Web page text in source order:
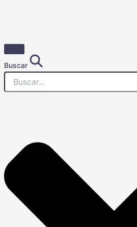
Buscar